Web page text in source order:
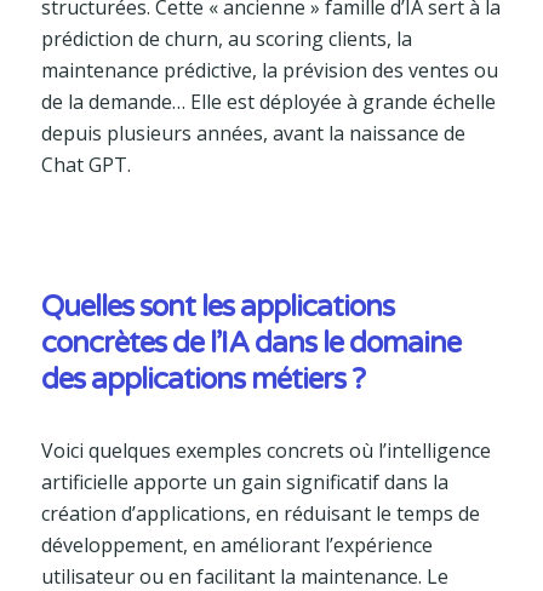
structurées. Cette « ancienne » famille d’IA sert à la
prédiction de churn, au scoring clients, la
maintenance prédictive, la prévision des ventes ou
de la demande… Elle est déployée à grande échelle
depuis plusieurs années, avant la naissance de
Chat GPT.
Quelles sont les applications
concrètes de l’IA dans le domaine
des applications métiers ?
Voici quelques exemples concrets où l’intelligence
artificielle apporte un gain significatif dans la
création d’applications, en réduisant le temps de
développement, en améliorant l’expérience
utilisateur ou en facilitant la maintenance. Le